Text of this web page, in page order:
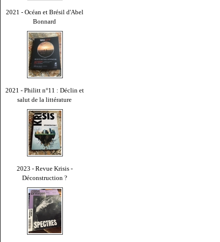
2021 - Océan et Brésil d'Abel
Bonnard
2021 - Philitt n°11 : Déclin et
salut de la littérature
2023 - Revue Krisis -
Déconstruction ?